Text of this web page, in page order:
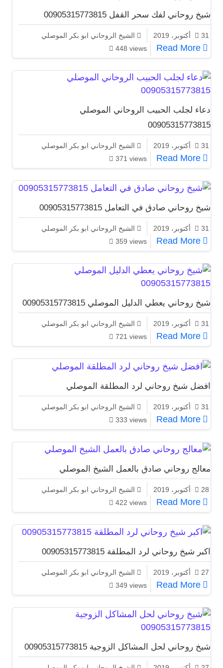
شيخ روحاني لفك سحر القفل 00905315773815
31 أكتوبر، 2019
الشيخ الروحاني ابو بكر الموصلي
448 views
Read More
شيخ روحاني لفك سحر القفل 00905315773815
دعاء لجلب الحبيب الروحاني الموصلي
00905315773815
31 أكتوبر، 2019
الشيخ الروحاني ابو بكر الموصلي
371 views
Read More
دعاء لجلب الحبيب الروحاني الموصلي 00905315773815
شيخ روحاني صادق في التعامل 00905315773815
31 أكتوبر، 2019
الشيخ الروحاني ابو بكر الموصلي
359 views
Read More
شيخ روحاني صادق في التعامل 00905315773815
شيخ روحاني يعطي الدليل الموصلي 00905315773815
31 أكتوبر، 2019
الشيخ الروحاني ابو بكر الموصلي
721 views
Read More
شيخ روحاني يعطي الدليل الموصلي 00905315773815
افضل شيخ روحاني لرد المطلقة الموصلي
31 أكتوبر، 2019
الشيخ الروحاني ابو بكر الموصلي
333 views
Read More
افضل شيخ روحاني لرد المطلقة الموصلي
معالج روحاني صادق بالعمل الشيخ الموصلي
28 أكتوبر، 2019
الشيخ الروحاني ابو بكر الموصلي
422 views
Read More
معالج روحاني صادق بالعمل الشيخ الموصلي
اكبر شيخ روحاني لرد المطلقة 00905315773815
27 أكتوبر، 2019
الشيخ الروحاني ابو بكر الموصلي
349 views
Read More
اكبر شيخ روحاني لرد المطلقة 00905315773815
شيخ روحاني لحل المشاكل الزوجية 00905315773815